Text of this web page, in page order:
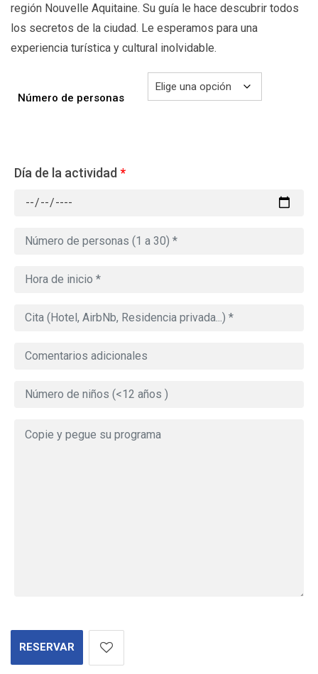
región Nouvelle Aquitaine. Su guía le hace descubrir todos
los secretos de la ciudad. Le esperamos para una
experiencia turística y cultural inolvidable.
Número de personas
Día de la actividad*
RESERVAR